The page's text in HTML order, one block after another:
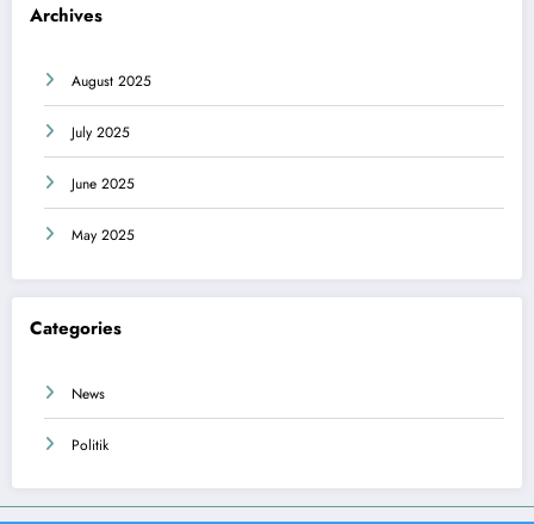
Archives
August 2025
July 2025
June 2025
May 2025
Categories
News
Politik